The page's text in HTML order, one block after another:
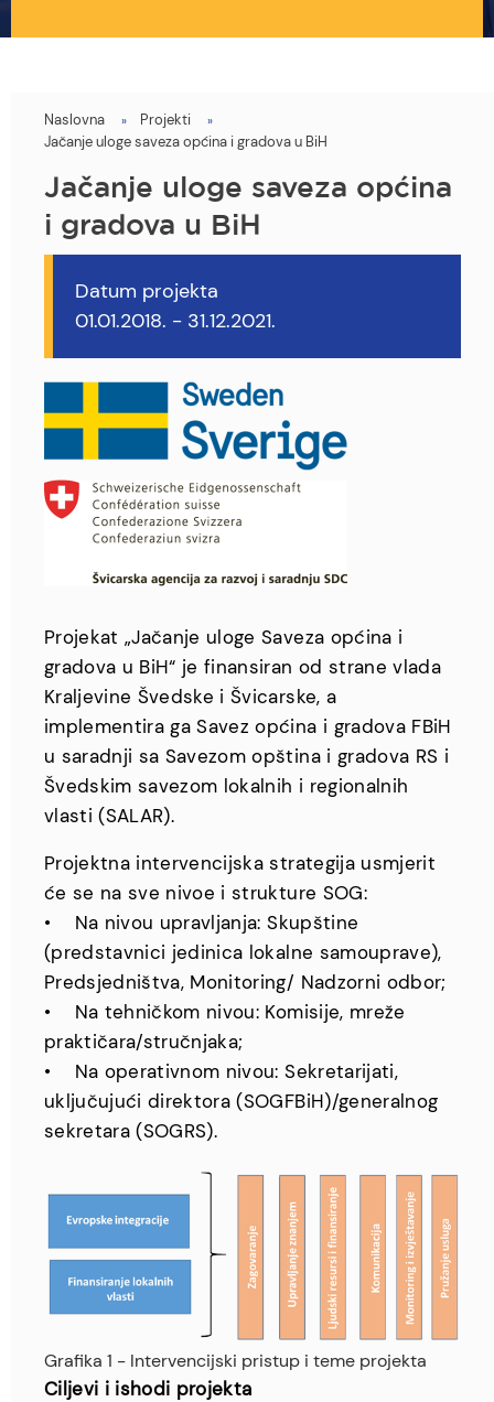
You
here
Naslovna
Projekti
Jačanje uloge saveza općina i gradova u BiH
Jačanje uloge saveza općina
i gradova u BiH
Datum projekta
01.01.2018. - 31.12.2021.
Projekat „Jačanje uloge Saveza općina i
gradova u BiH“ je finansiran od strane vlada
Kraljevine Švedske i Švicarske, a
implementira ga Savez općina i gradova FBiH
u saradnji sa Savezom opština i gradova RS i
Švedskim savezom lokalnih i regionalnih
vlasti (SALAR).
Projektna intervencijska strategija usmjerit
će se na sve nivoe i strukture SOG:
• Na nivou upravljanja: Skupštine
(predstavnici jedinica lokalne samouprave),
Predsjedništva, Monitoring/ Nadzorni odbor;
• Na tehničkom nivou: Komisije, mreže
praktičara/stručnjaka;
• Na operativnom nivou: Sekretarijati,
uključujući direktora (SOGFBiH)/generalnog
sekretara (SOGRS).
Grafika 1 - Intervencijski pristup i teme projekta
Ciljevi i ishodi projekta